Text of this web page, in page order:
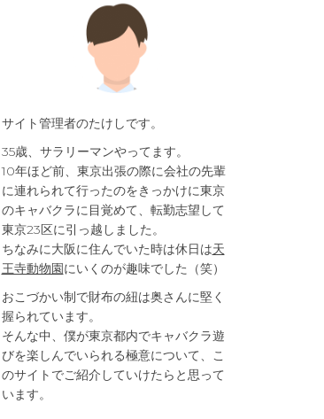
サイト管理者のたけしです。
35歳、サラリーマンやってます。
10年ほど前、東京出張の際に会社の先輩
に連れられて行ったのをきっかけに東京
のキャバクラに目覚めて、転勤志望して
東京23区に引っ越しました。
ちなみに大阪に住んでいた時は休日は天
王寺動物園にいくのが趣味でした（笑）
おこづかい制で財布の紐は奥さんに堅く
握られています。
そんな中、僕が東京都内でキャバクラ遊
びを楽しんでいられる極意について、こ
のサイトでご紹介していけたらと思って
います。